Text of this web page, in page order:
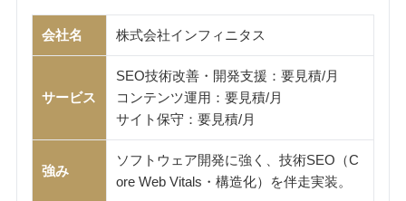
会社名 株式会社インフィニタス
サービス
SEO技術改善・開発支援：要見積/月
コンテンツ運用：要見積/月
サイト保守：要見積/月
強み
ソフトウェア開発に強く、技術SEO（C
ore Web Vitals・構造化）を伴走実装。